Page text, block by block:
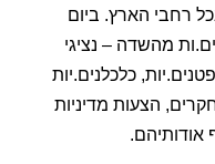
רחבי הארץ. ביום
מהשדה – נציגי
כלכלנים.יות
הצעות מדיניות
אודותיהם.